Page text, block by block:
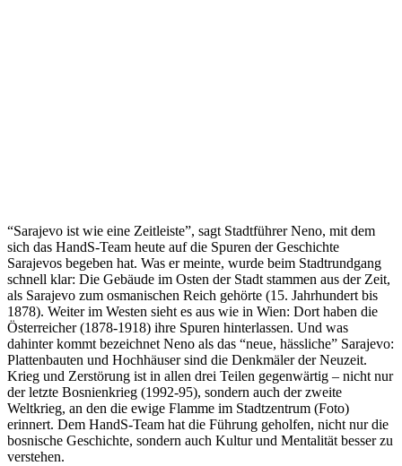
“Sarajevo ist wie eine Zeitleiste”, sagt Stadtführer Neno, mit dem
sich das HandS-Team heute auf die Spuren der Geschichte
Sarajevos begeben hat. Was er meinte, wurde beim Stadtrundgang
schnell klar: Die Gebäude im Osten der Stadt stammen aus der Zeit,
als Sarajevo zum osmanischen Reich gehörte (15. Jahrhundert bis
1878). Weiter im Westen sieht es aus wie in Wien: Dort haben die
Österreicher (1878-1918) ihre Spuren hinterlassen. Und was
dahinter kommt bezeichnet Neno als das “neue, hässliche” Sarajevo:
Plattenbauten und Hochhäuser sind die Denkmäler der Neuzeit.
Krieg und Zerstörung ist in allen drei Teilen gegenwärtig – nicht nur
der letzte Bosnienkrieg (1992-95), sondern auch der zweite
Weltkrieg, an den die ewige Flamme im Stadtzentrum (Foto)
erinnert. Dem HandS-Team hat die Führung geholfen, nicht nur die
bosnische Geschichte, sondern auch Kultur und Mentalität besser zu
verstehen.